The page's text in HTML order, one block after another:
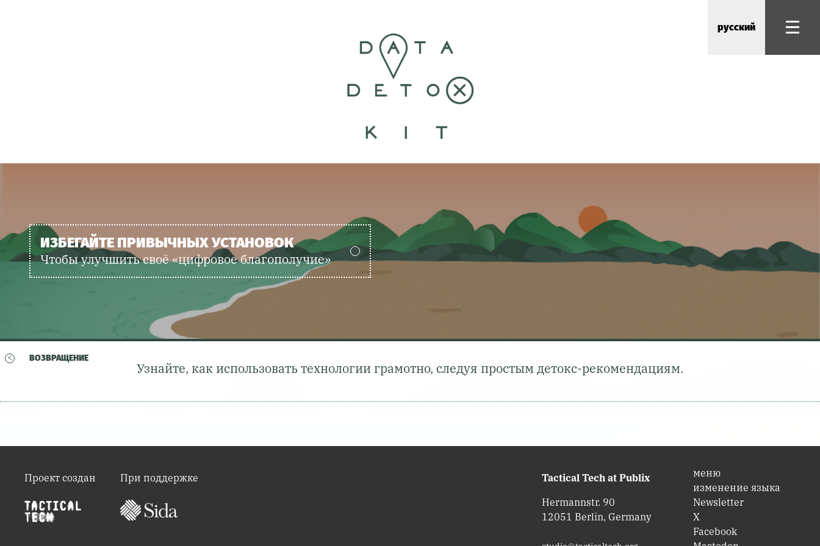
русский
ИЗБЕГАЙТЕ ПРИВЫЧНЫХ УСТАНОВОК
Чтобы улучшить своё «цифровое благополучие»
< ВОЗВРАЩЕНИЕ
Узнайте, как использовать технологии грамотно, следуя простым детокс-рекомендациям.
Проект создан При поддержке
Tactical Tech at Publix
Hermannstr. 90
12051 Berlin, Germany
меню
изменение языка
Newsletter
X
Facebook